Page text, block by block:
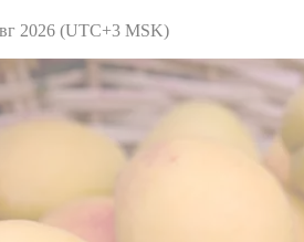
2026 (UTC+3 MSK)